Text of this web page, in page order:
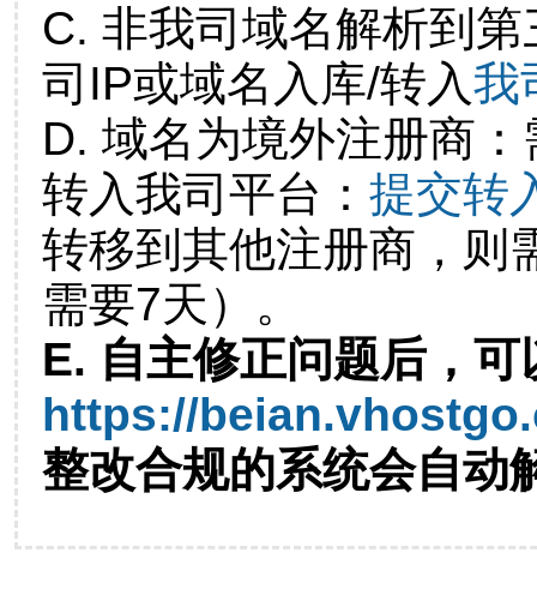
C. 非我司域名解析到
司IP或域名入库/转入我
D. 域名为境外注册商
转入我司平台： 提交转
转移到其他注册商，则
需要7天）。
E. 自主修正问题后，可
https://
整改合规的系统会自动